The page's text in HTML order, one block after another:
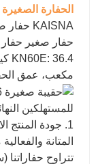
الحفارة الصغيرة KN60E
حفار صغير
مكعب، عمق الحفر: 3808 مم. تكييف
للمستهلكين
1. جودة المنتج
المتانة
تتراوح